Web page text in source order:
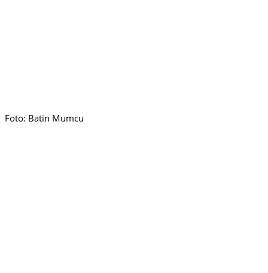
Foto: Batin Mumcu